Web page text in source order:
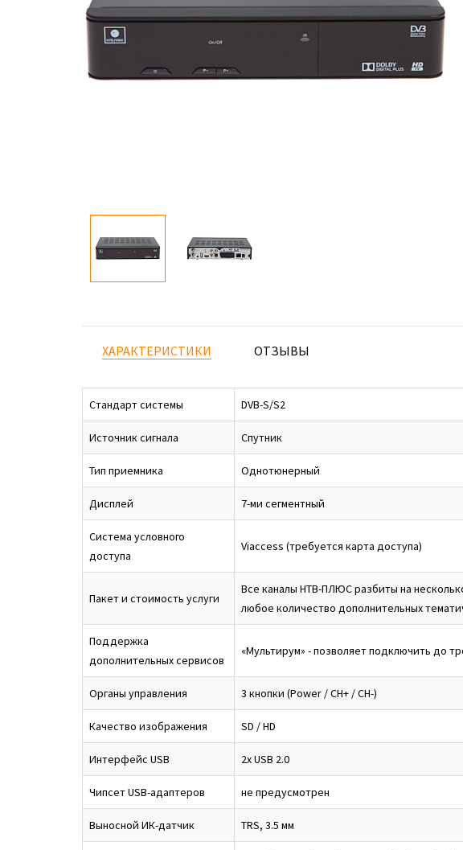
ХАРАКТЕРИСТИКИ ОТЗЫВЫ
Стандарт системы DVB-S/S2
Источник сигнала Спутник
Тип приемника Однотюнерный
Дисплей 7-ми сегментный
Система условного
доступа
Viaccess (требуется карта доступа)
Пакет и стоимость услуги
Все каналы НТВ‑ПЛЮС разбиты на
любое количество дополнительных
Поддержка
дополнительных сервисов
«Мультирум» - позволяет подключить до
Органы управления 3 кнопки (Power / CH+ / CH-)
Качество изображения SD / HD
Интерфейс USB 2x USB 2.0
Чипсет USB-адаптеров не предусмотрен
Выносной ИК-датчик TRS, 3.5 мм